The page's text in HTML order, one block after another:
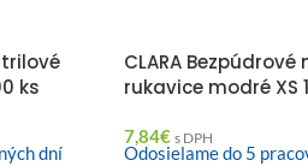
ks
dní
CLARA
rukavice modré XS
7,84€ s DPH
Odosielame do 5